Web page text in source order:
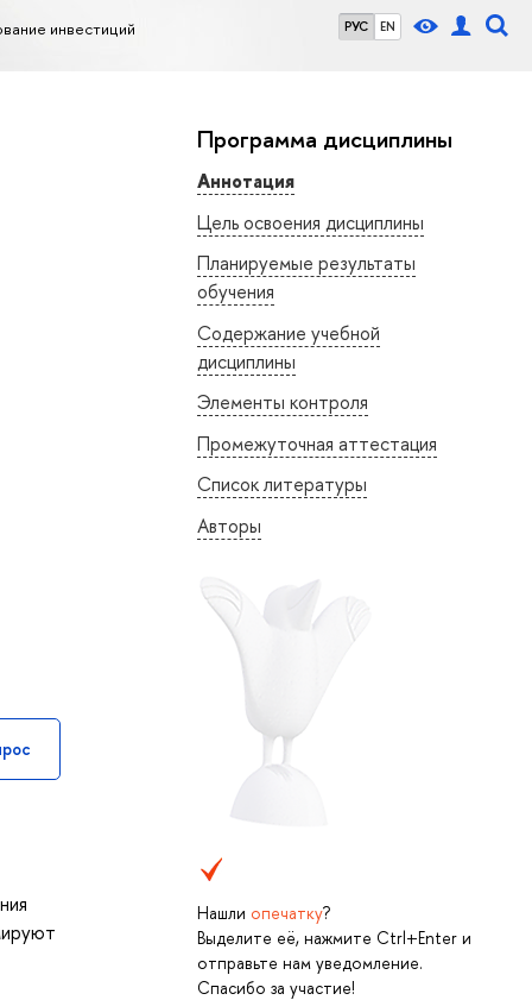
РУС EN
инвестиций
Программа дисциплины
Аннотация
Цель освоения дисциплины
Планируемые результаты
обучения
Содержание учебной
дисциплины
Элементы контроля
Промежуточная аттестация
Список литературы
Авторы
Нашли опечатку?
Выделите её, нажмите Ctrl+Enter и
отправьте нам уведомление.
Спасибо за участие!